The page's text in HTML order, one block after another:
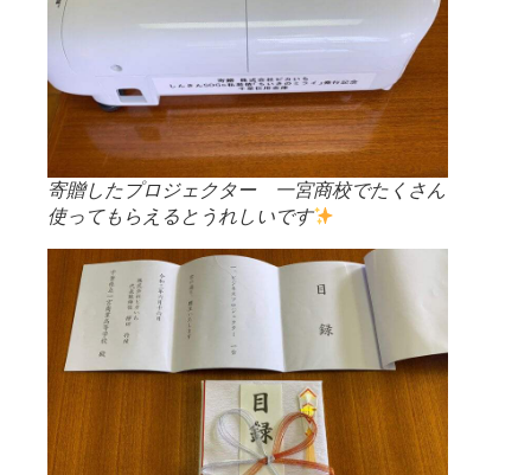
寄贈したプロジェクター 一宮商校でたくさん
使ってもらえるとうれしいです